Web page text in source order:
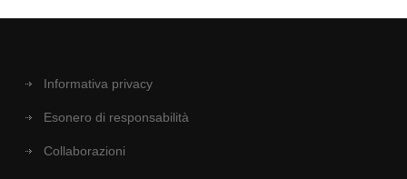
Informativa privacy
Esonero di responsabilità
Collaborazioni